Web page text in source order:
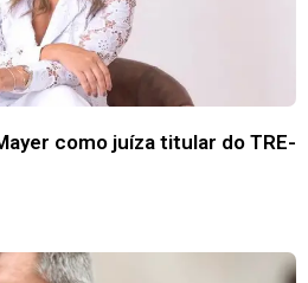
como juíza titular do TRE-